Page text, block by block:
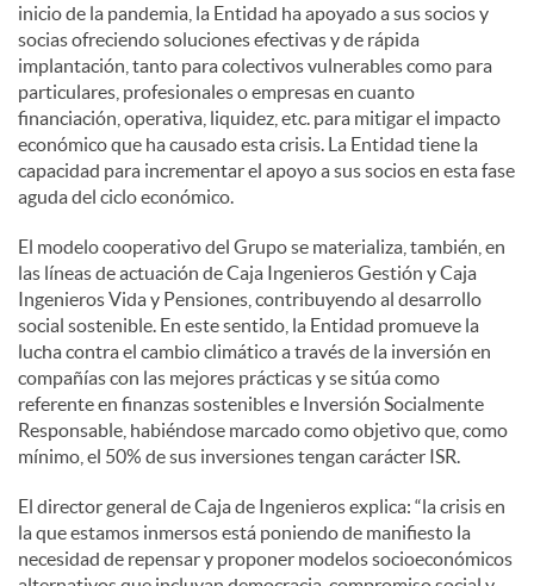
inicio de la pandemia, la Entidad ha apoyado a sus socios y
socias ofreciendo soluciones efectivas y de rápida
implantación, tanto para colectivos vulnerables como para
particulares, profesionales o empresas en cuanto
financiación, operativa, liquidez, etc. para mitigar el impacto
económico que ha causado esta crisis. La Entidad tiene la
capacidad para incrementar el apoyo a sus socios en esta fase
aguda del ciclo económico.
El modelo cooperativo del Grupo se materializa, también, en
las líneas de actuación de Caja Ingenieros Gestión y Caja
Ingenieros Vida y Pensiones, contribuyendo al desarrollo
social sostenible. En este sentido, la Entidad promueve la
lucha contra el cambio climático a través de la inversión en
compañías con las mejores prácticas y se sitúa como
referente en finanzas sostenibles e Inversión Socialmente
Responsable, habiéndose marcado como objetivo que, como
mínimo, el 50% de sus inversiones tengan carácter ISR.
El director general de Caja de Ingenieros explica: “la crisis en
la que estamos inmersos está poniendo de manifiesto la
necesidad de repensar y proponer modelos socioeconómicos